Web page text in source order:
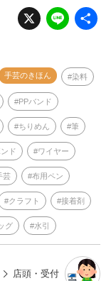
X Li
n
手芸のきほん 染料
PPバンド
ちりめん 筆
ド ワイヤー
芸 布用ペン
クラフト 接着剤
グ 水引
店頭・受付